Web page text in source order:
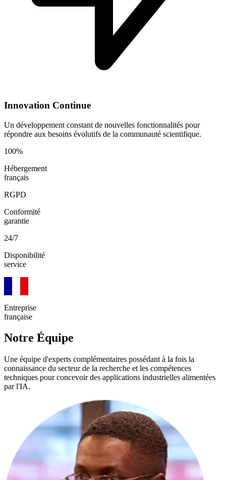
Innovation Continue
Un développement constant de nouvelles fonctionnalités pour
répondre aux besoins évolutifs de la communauté scientifique.
100%
Hébergement
français
RGPD
Conformité
garantie
24/7
Disponibilité
service
Entreprise
française
Notre Équipe
Une équipe d'experts complémentaires possédant à la fois la
connaissance du secteurde la recherche et les compétences
techniques pour concevoir des applications industrielles alimentées
par l'IA.